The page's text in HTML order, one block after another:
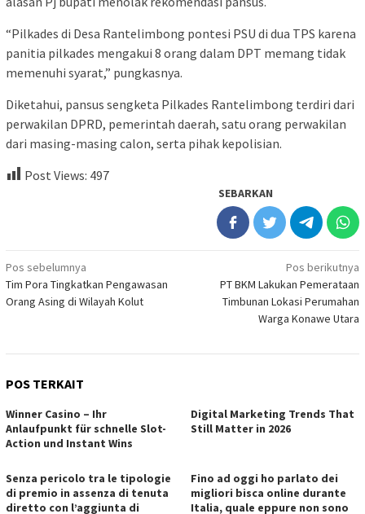
“Pilkades di Desa Rantelimbong pontesi PSU di dua TPS karena
panitia pilkades mengakui 8 orang dalam DPT memang tidak
memenuhi syarat,” pungkasnya.
Diketahui, pansus sengketa Pilkades Rantelimbong terdiri dari
perwakilan DPRD, pemerintah daerah, satu orang perwakilan
dari masing-masing calon, serta pihak kepolisian.
Post Views: 497
SEBARKAN
Navigasi
pos
Pos sebelumnya
Tim Pora Tingkatkan Pengawasan
Orang Asing di Wilayah Kolut
Pos berikutnya
PT BKM Lakukan Pemerataan
Timbunan Lokasi Perumahan
Warga Konawe Utara
POS TERKAIT
Winner Casino – Ihr
Anlaufpunkt für schnelle Slot-
Action und Instant Wins
Digital Marketing Trends That
Still Matter in 2026
Senza pericolo tra le tipologie
di premio in assenza di tenuta
diretto con l’aggiunta di
Fino ad oggi ho parlato dei
migliori bisca online durante
Italia, quale eppure non sono